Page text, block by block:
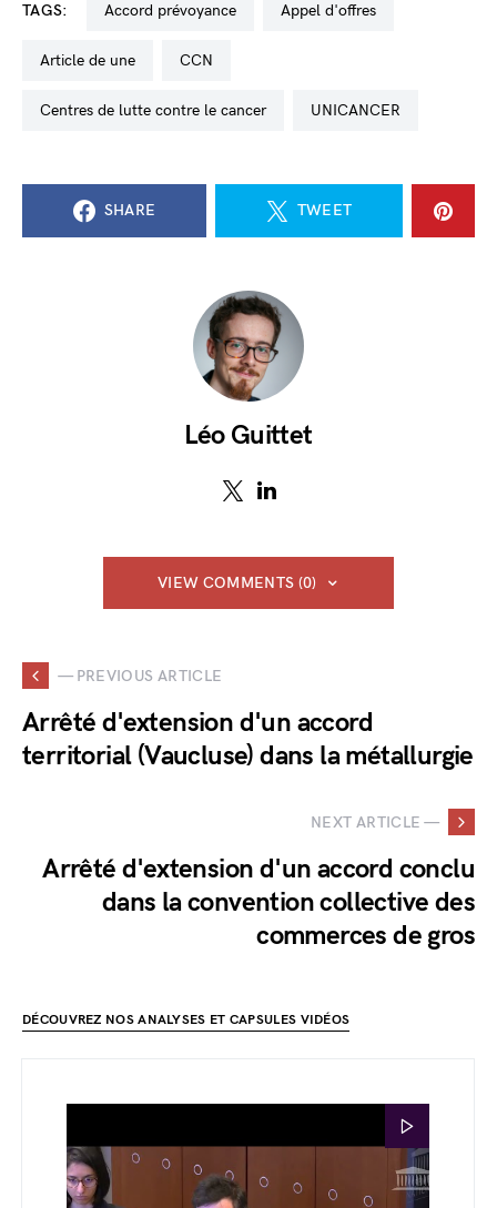
TAGS: accord prévoyance appel d'offres
Article de une CCN
centres de lutte contre le cancer UNICANCER
SHARE TWEET
Léo Guittet
VIEW COMMENTS (0)
— PREVIOUS ARTICLE
Arrêté d'extension d'un accord
territorial (Vaucluse) dans la métallurgie
NEXT ARTICLE —
Arrêté d'extension d'un accord conclu
dans la convention collective des
commerces de gros
DÉCOUVREZ NOS ANALYSES ET CAPSULES VIDÉOS